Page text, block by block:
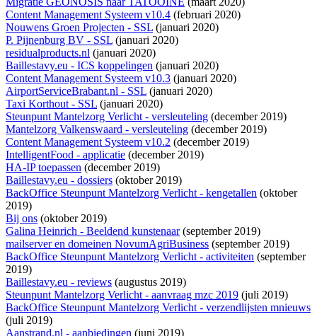
Content Management Systeem v10.4 (februari 2020)
Nouwens Groen Projecten - SSL (januari 2020)
P. Pijnenburg BV - SSL (januari 2020)
residualproducts.nl (januari 2020)
Baillestavy.eu - ICS koppelingen (januari 2020)
Content Management Systeem v10.3 (januari 2020)
AirportServiceBrabant.nl - SSL (januari 2020)
Taxi Korthout - SSL (januari 2020)
Steunpunt Mantelzorg Verlicht - versleuteling (december 2019)
Mantelzorg Valkenswaard - versleuteling (december 2019)
Content Management Systeem v10.2 (december 2019)
IntelligentFood - applicatie (december 2019)
HA-IP toepassen (december 2019)
Baillestavy.eu - dossiers (oktober 2019)
BackOffice Steunpunt Mantelzorg Verlicht - kengetallen (oktober
2019)
Bij ons (oktober 2019)
Galina Heinrich - Beeldend kunstenaar(september 2019)
mailserver en domeinen NovumAgriBusiness (september 2019)
BackOffice Steunpunt Mantelzorg Verlicht - activiteiten (september
2019)
Baillestavy.eu - reviews (augustus 2019)
Steunpunt Mantelzorg Verlicht - aanvraag mzc 2019 (juli 2019)
BackOffice Steunpunt Mantelzorg Verlicht - verzendlijsten mnieuws
(juli 2019)
Aanstrand.nl - aanbiedingen (juni 2019)